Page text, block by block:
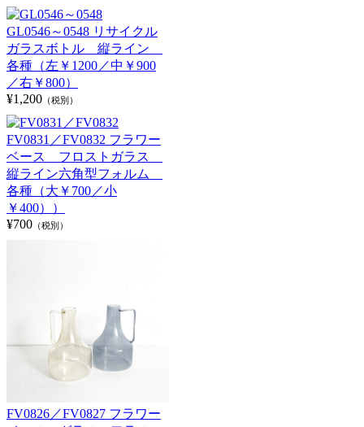
GL0546～0548 リサイクル
ガラスボトル 縦ライン
各種（左￥1200／中￥900
／右￥800）
¥1,200 （税別）
FV0831／FV0832 フラワー
ベース フロストガラス
縦ライン六角型フォルム
各種（大￥700／小
￥400））
¥700 （税別）
FV0826／FV0827 フラワー